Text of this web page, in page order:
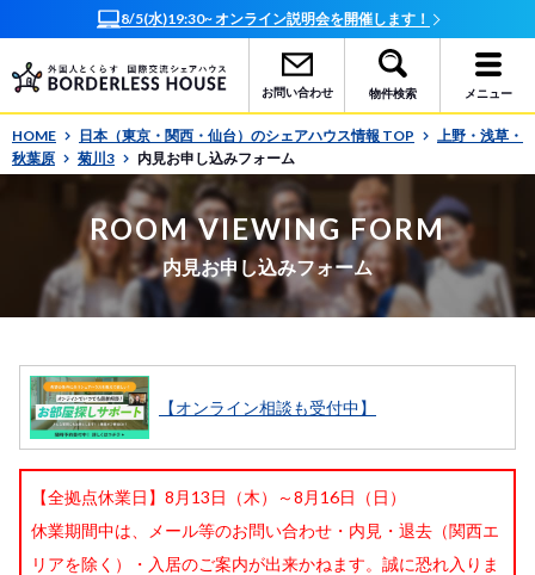
オンライン説明会を開催します！ オンラインで簡
お問い合わせ 物件検索 メニュー
HOME 日本（東京・関西・仙台）のシェアハウス情報 TOP
上野・浅草・
秋葉原
菊川3 内見お申し込みフォーム
ROOM VIEWING FORM
内見お申し込みフォーム
【オンライン相談も受付中】
【全拠点休業日】8月13日（木）～8月16日（日）
休業期間中は、メール等のお問い合わせ・内見・退去（関西エ
リアを除く）・入居のご案内が出来かねます。誠に恐れ入りま